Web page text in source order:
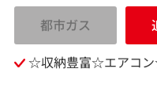
都市ガス
☆収納豊富☆エアコ